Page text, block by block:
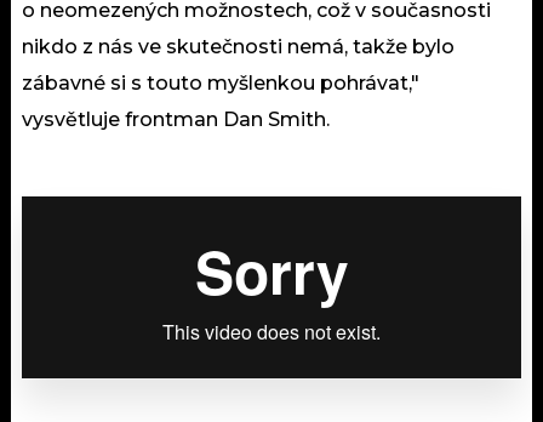
o neomezených možnostech, což v současnosti
nikdo z nás ve skutečnosti nemá, takže bylo
zábavné si s touto myšlenkou pohrávat,"
vysvětluje frontman Dan Smith.